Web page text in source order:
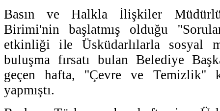
Basın ve Halkla İlişkiler
Birimi'nin başlatmış olduğu
etkinliği ile Üsküdarlılarla sosyal
buluşma fırsatı bulan Belediye
geçen hafta, ''Çevre ve Temizlik''
yapmıştı.